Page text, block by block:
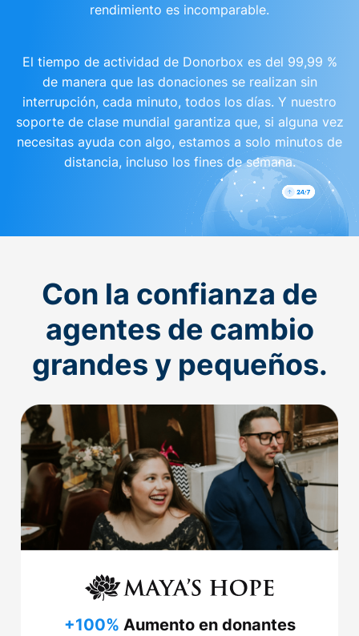
rendimiento es incomparable.
El tiempo de actividad de Donorbox es del 99,99 %
de manera que las donaciones se realizan sin
interrupción, cada minuto, todos los días. Y nuestro
soporte de clase mundial garantiza que, si alguna vez
necesitas ayuda con algo, estamos a solo minutos de
distancia, incluso los fines de semana.
Con la confianza de
agentes de cambio
grandes y pequeños.
+100% Aumento en donantes